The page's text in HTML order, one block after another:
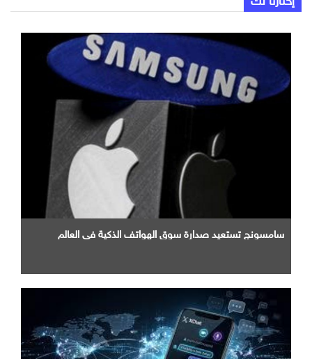
سامسونج تستعيد صدارة سوق الهواتف الذكية في العالم